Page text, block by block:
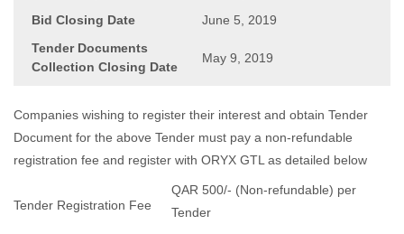
Bid Closing Date
June 5, 2019
Tender Documents
Collection Closing Date
May 9, 2019
Companies wishing to register their interest and obtain Tender
Document for the above Tender must pay a non-refundable
registration fee and register with ORYX GTL as detailed below
Tender Registration Fee
QAR 500/- (Non-refundable) per
Tender